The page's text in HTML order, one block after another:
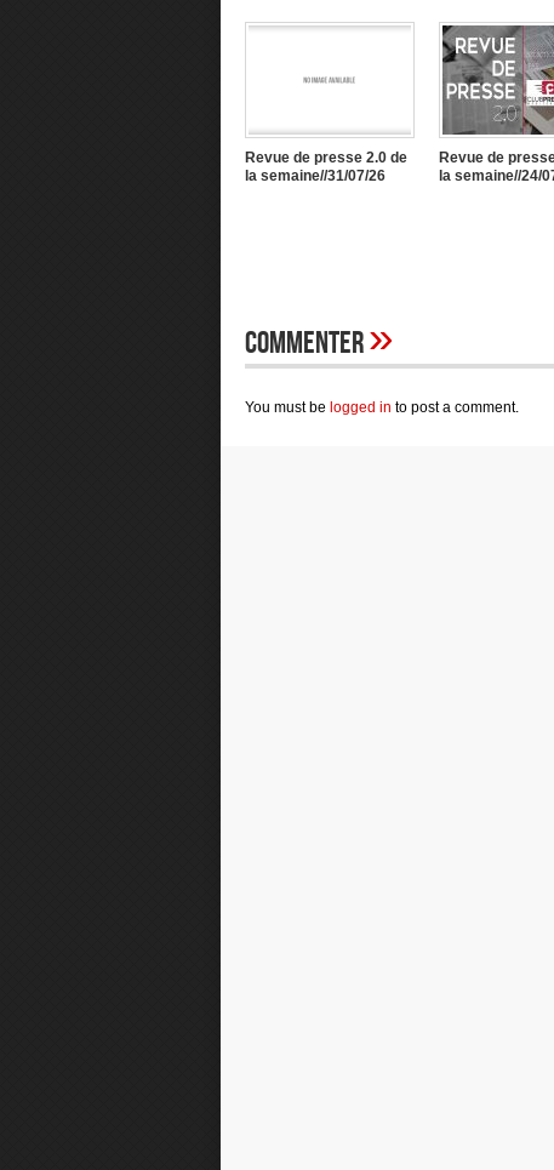
Revue de presse 2.0 de
la semaine//31/07/26
Revue de
la semaine//24/
Commenter»
You must be logged in to post a comment.